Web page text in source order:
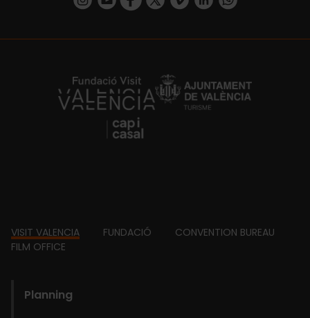
https://fundacion.visitvalencia.com/
Footer
VISIT VALENCIA FUNDACIÓ
CONVENTION BUREAU
FILM OFFICE
Planning